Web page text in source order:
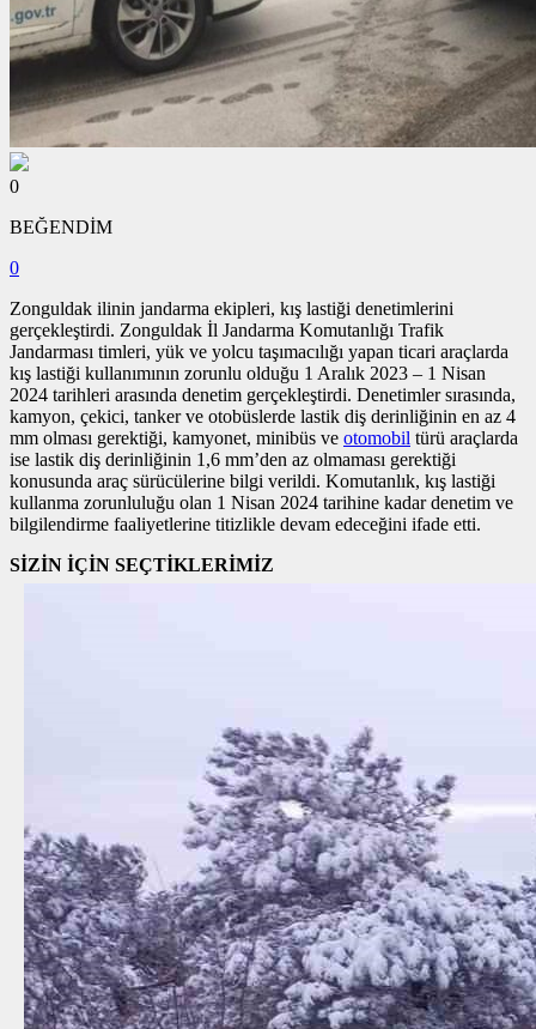
0
BEĞENDİM
0
Zonguldak ilinin jandarma ekipleri, kış lastiği denetimlerini
gerçekleştirdi. Zonguldak İl Jandarma Komutanlığı Trafik
Jandarması timleri, yük ve yolcu taşımacılığı yapan ticari araçlarda
kış lastiği kullanımının zorunlu olduğu 1 Aralık 2023 – 1 Nisan
2024 tarihleri arasında denetim gerçekleştirdi. Denetimler sırasında,
kamyon, çekici, tanker ve otobüslerde lastik diş derinliğinin en az 4
mm olması gerektiği, kamyonet, minibüs ve otomobil türü araçlarda
ise lastik diş derinliğinin 1,6 mm’den az olmaması gerektiği
konusunda araç sürücülerine bilgi verildi. Komutanlık, kış lastiği
kullanma zorunluluğu olan 1 Nisan 2024 tarihine kadar denetim ve
bilgilendirme faaliyetlerine titizlikle devam edeceğini ifade etti.
SİZİN İÇİN SEÇTİKLERİMİZ